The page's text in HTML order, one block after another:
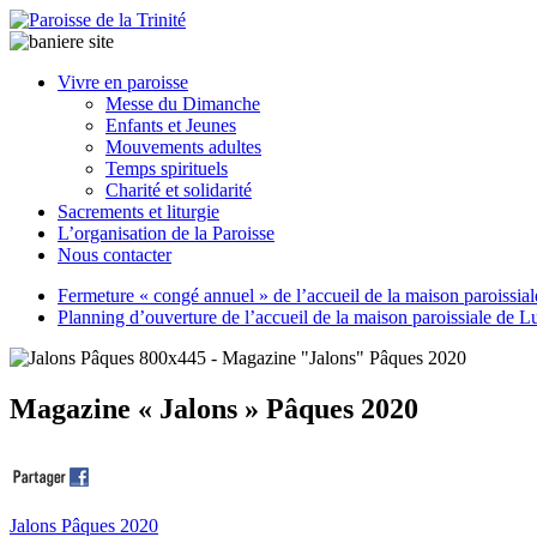
Vivre en paroisse
Messe du Dimanche
Enfants et Jeunes
Mouvements adultes
Temps spirituels
Charité et solidarité
Sacrements et liturgie
L’organisation de la Paroisse
Nous contacter
Fermeture « congé annuel » de l’accueil de la maison
Planning d’ouverture de l’accueil de la maison paroissiale de
Magazine « Jalons » Pâques 2020
Jalons Pâques 2020